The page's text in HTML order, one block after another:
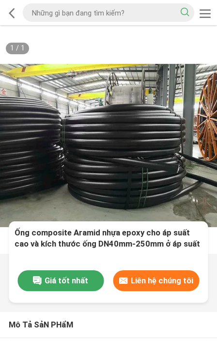
1 / 1
Ống composite Aramid nhựa epoxy cho áp suất
cao và kích thước ống DN40mm-250mm ở áp suất
Giá tốt nhất Liên hệ chúng tôi
Mô Tả SảN PHẩM